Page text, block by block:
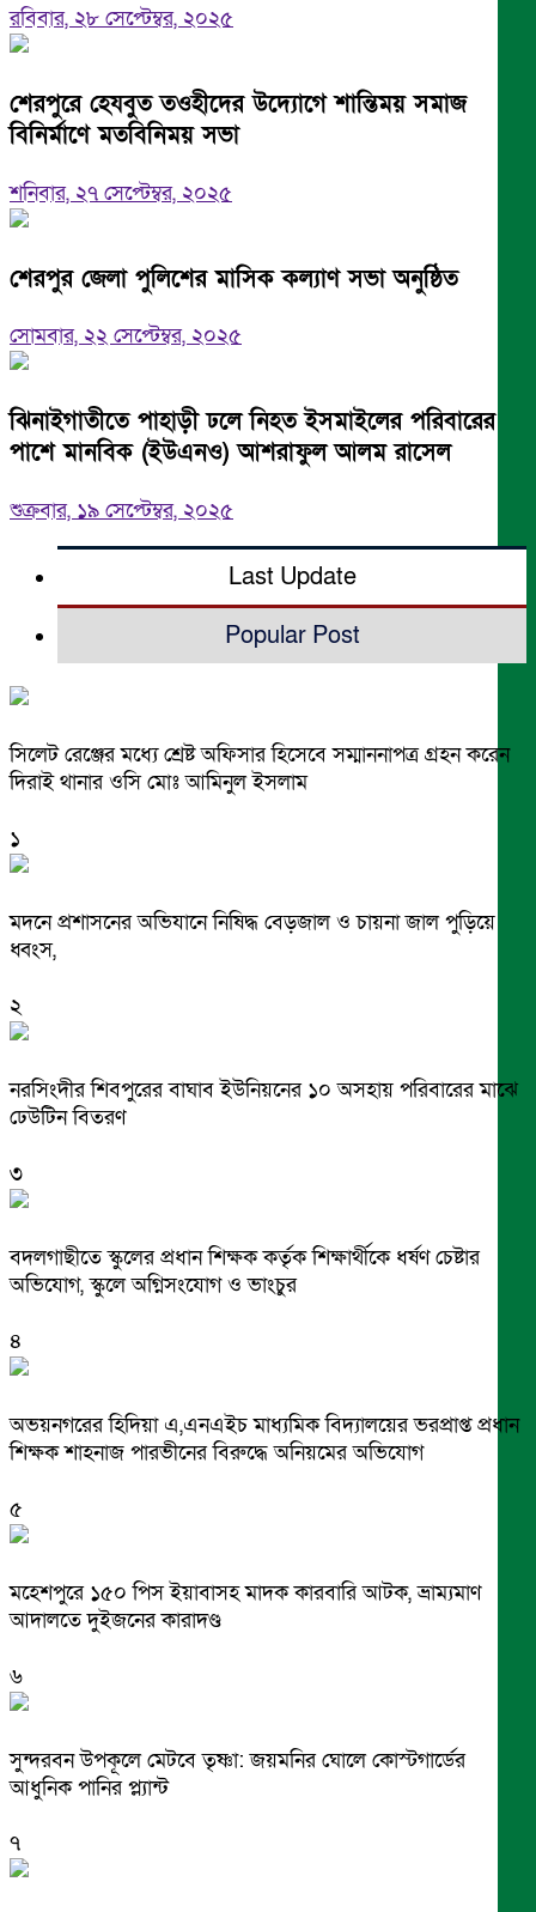
রবিবার, ২৮ সেপ্টেম্বর, ২০২৫
শেরপুরে হেযবুত তওহীদের উদ্যোগে শান্তিময় সমাজ
বিনির্মাণে মতবিনিময় সভা
শনিবার, ২৭ সেপ্টেম্বর, ২০২৫
শেরপুর জেলা পুলিশের মাসিক কল্যাণ সভা অনুষ্ঠিত
সোমবার, ২২ সেপ্টেম্বর, ২০২৫
ঝিনাইগাতীতে পাহাড়ী ঢলে নিহত ইসমাইলের পরিবারের
পাশে মানবিক (ইউএনও) আশরাফুল আলম রাসেল
শুক্রবার, ১৯ সেপ্টেম্বর, ২০২৫
Last Update
Popular Post
সিলেট রেঞ্জের মধ্যে শ্রেষ্ট অফিসার হিসেবে সম্মাননাপত্র গ্রহন করেন
দিরাই থানার ওসি মোঃ আমিনুল ইসলাম
১
মদনে প্রশাসনের অভিযানে নিষিদ্ধ বেড়জাল ও চায়না জাল পুড়িয়ে
ধ্বংস,
২
নরসিংদীর শিবপুরের বাঘাব ইউনিয়নের ১০ অসহায় পরিবারের মাঝে
ঢেউটিন বিতরণ
৩
বদলগাছীতে স্কুলের প্রধান শিক্ষক কর্তৃক শিক্ষার্থীকে ধর্ষণ চেষ্টার
অভিযোগ, স্কুলে অগ্নিসংযোগ ও ভাংচুর
৪
অভয়নগরের হিদিয়া এ,এনএইচ মাধ্যমিক বিদ্যালয়ের ভরপ্রাপ্ত প্রধান
শিক্ষক শাহনাজ পারভীনের বিরুদ্ধে অনিয়মের অভিযোগ
৫
মহেশপুরে ১৫০ পিস ইয়াবাসহ মাদক কারবারি আটক, ভ্রাম্যমাণ
আদালতে দুইজনের কারাদণ্ড
৬
সুন্দরবন উপকূলে মেটবে তৃষ্ণা: জয়মনির ঘোলে কোস্টগার্ডের
আধুনিক পানির প্ল্যান্ট
৭